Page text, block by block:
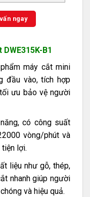
ngay
B1
máy cắt mini
đầu vào, tích hợp
ưu bảo vệ người
có công suất
vòng/phút và
lợi.
liệu như gỗ, thép,
nhanh giúp người
và hiệu quả.